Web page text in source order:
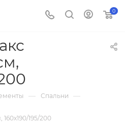
0
— Спальни —
195/200